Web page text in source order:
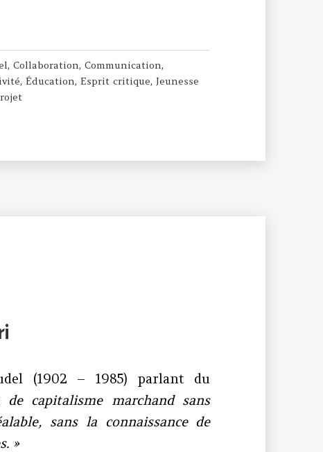
,Collaboration,Communication,
,Éducation,Esprit critique,Jeunesse
(1902 – 1985) parlant du
de capitalisme marchand sans
sans la connaissance de
»